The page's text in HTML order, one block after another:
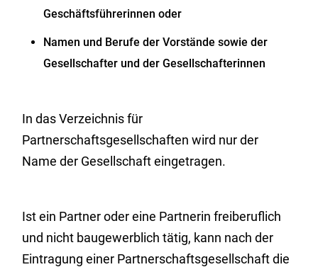
Geschäftsführerinnen oder
Namen und Berufe der Vorstände sowie der
Gesellschafter und der Gesellschafterinnen
In das Verzeichnis für
Partnerschaftsgesellschaften wird nur der
Name der Gesellschaft eingetragen.
Ist ein Partner oder eine Partnerin freiberuflich
und nicht baugewerblich tätig, kann nach der
Eintragung einer Partnerschaftsgesellschaft die